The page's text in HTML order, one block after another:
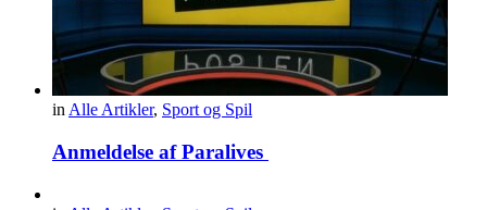
inAlle Artikler, Sport og Spil
Anmeldelse af Paralives